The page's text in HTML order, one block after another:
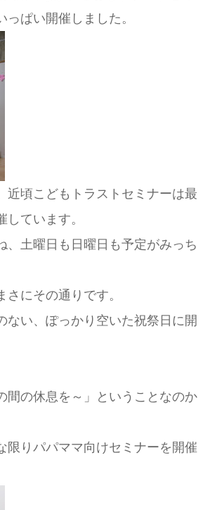
ぱい開催しました。
近頃こどもトラストセミナーは最
ています。
、土曜日も日曜日も予定がみっち
さにその通りです。
ない、ぽっかり空いた祝祭日に開
間の休息を～」ということなのか
限りパパママ向けセミナーを開催